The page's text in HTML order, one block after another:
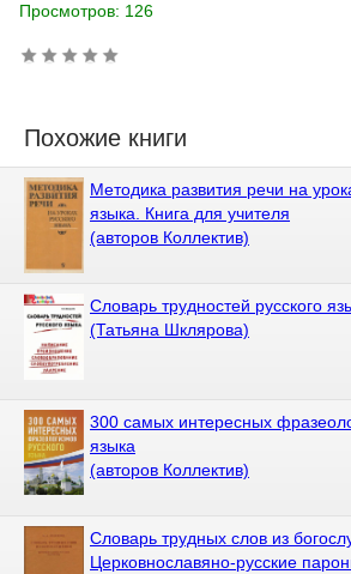
Просмотров: 126
Похожие книги
Методика развития речи на
языка. Книга для учителя
(авторов Коллектив)
Словарь трудностей русского
(Татьяна Шклярова)
300 самых интересных
языка
(авторов Коллектив)
Словарь трудных слов из
Церковнославяно-русские